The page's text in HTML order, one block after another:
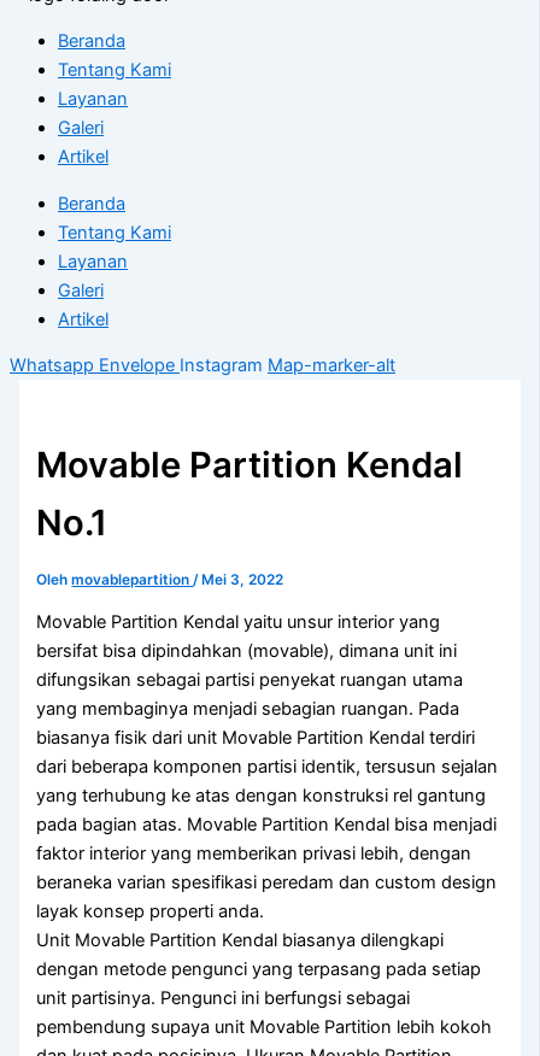
Beranda
Tentang Kami
Layanan
Galeri
Artikel
Beranda
Tentang Kami
Layanan
Galeri
Artikel
Whatsapp Envelope Instagram Map-marker-alt
Movable Partition Kendal
No.1
Olehmovablepartition /Mei 3, 2022
Movable Partition Kendal yaitu unsur interior yang
bersifat bisa dipindahkan (movable), dimana unit ini
difungsikan sebagai partisi penyekat ruangan utama
yang membaginya menjadi sebagian ruangan. Pada
biasanya fisik dari unit Movable Partition Kendal terdiri
dari beberapa komponen partisi identik, tersusun sejalan
yang terhubung ke atas dengan konstruksi rel gantung
pada bagian atas. Movable Partition Kendal bisa menjadi
faktor interior yang memberikan privasi lebih, dengan
beraneka varian spesifikasi peredam dan custom design
layak konsep properti anda.
Unit Movable Partition Kendal biasanya dilengkapi
dengan metode pengunci yang terpasang pada setiap
unit partisinya. Pengunci ini berfungsi sebagai
pembendung supaya unit Movable Partition lebih kokoh